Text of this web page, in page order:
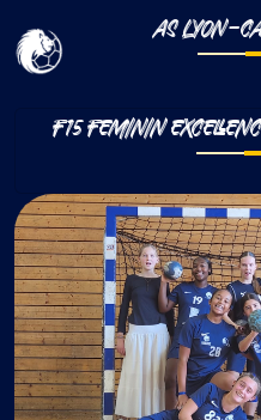
AS LYON-
F15 FEMININ